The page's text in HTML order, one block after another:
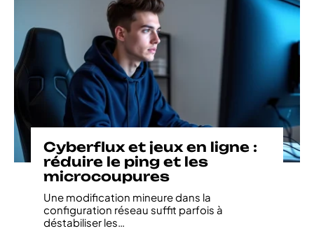
Cyberflux et jeux en ligne :
réduire le ping et les
microcoupures
Une modification mineure dans la
configuration réseau suffit parfois à
déstabiliser les…